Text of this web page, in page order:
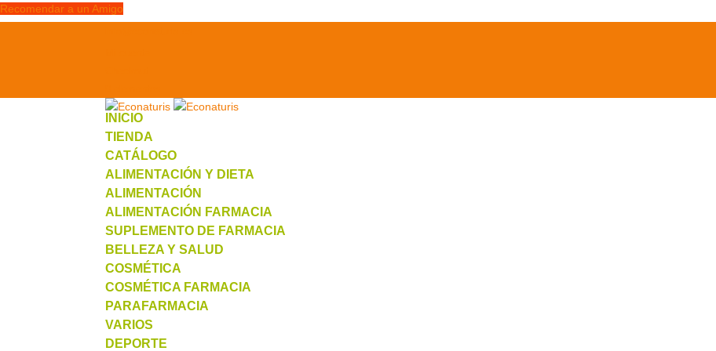
Recomendar a un Amigo
INICIO
TIENDA
CATÁLOGO
ALIMENTACIÓN Y DIETA
ALIMENTACIÓN
ALIMENTACIÓN FARMACIA
SUPLEMENTO DE FARMACIA
BELLEZA Y SALUD
COSMÉTICA
COSMÉTICA FARMACIA
PARAFARMACIA
VARIOS
DEPORTE